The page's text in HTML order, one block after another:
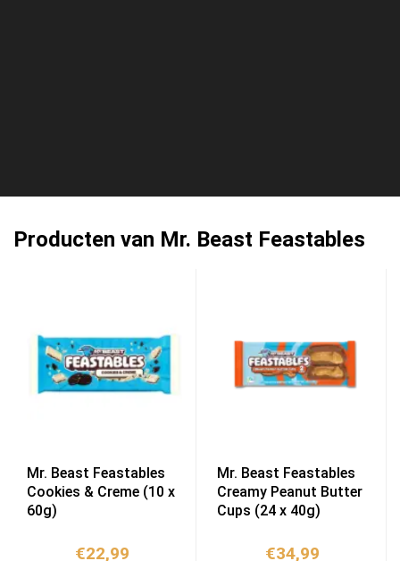
Producten van Mr. Beast Feastables
Mr. Beast Feastables
Cookies & Creme (10 x
60g)
€22,99
Mr. Beast Feastables
Creamy Peanut Butter
Cups (24 x 40g)
€34,99